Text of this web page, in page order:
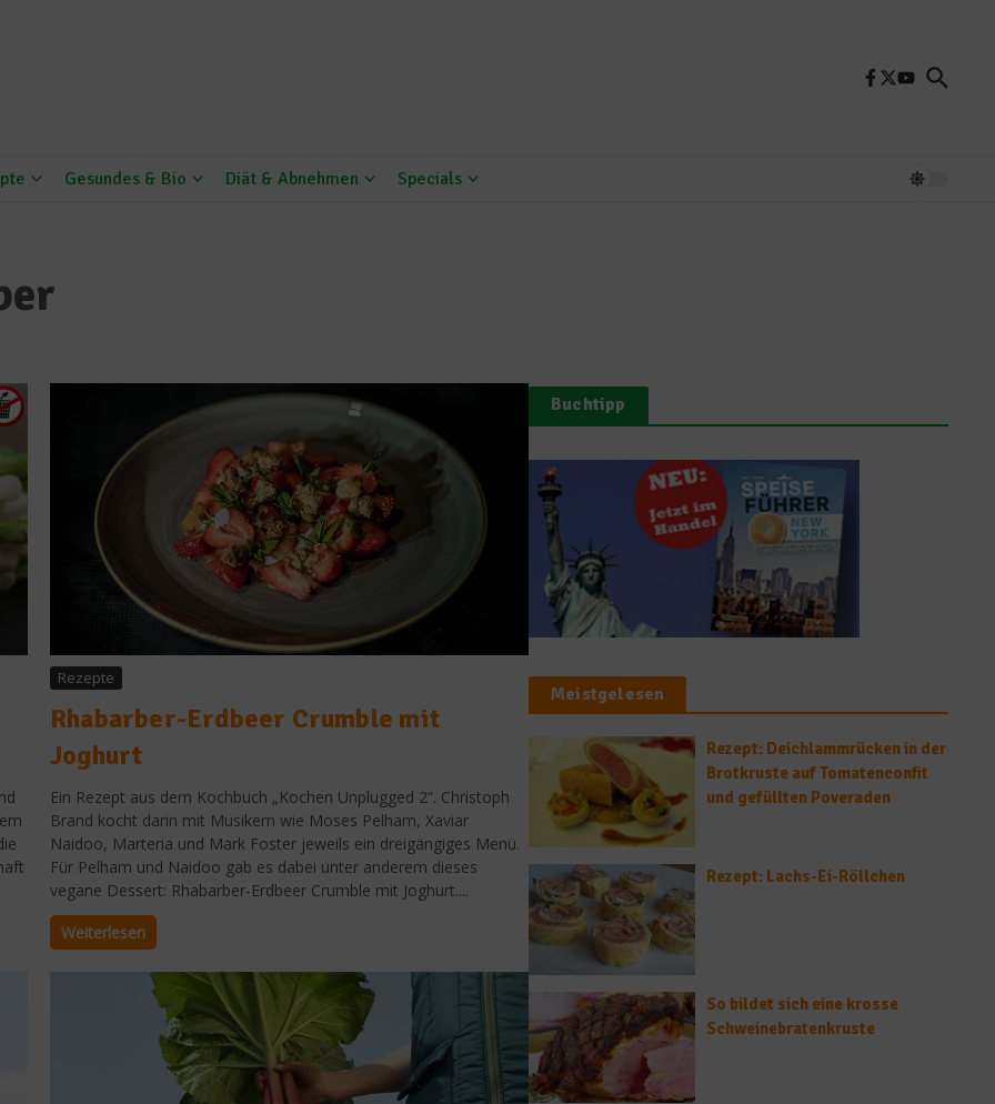
Gesundes & Bio Diät & Abnehmen Specials
Rezepte
Rhabarber-Erdbeer Crumble mit
Joghurt
Ein Rezept aus dem Kochbuch „Kochen Unplugged 2“. Christoph
Brand kocht darin mit Musikern wie Moses Pelham, Xaviar
Naidoo, Marteria und Mark Foster jeweils ein dreigängiges Menü.
Für Pelham und Naidoo gab es dabei unter anderem dieses
vegane Dessert: Rhabarber-Erdbeer Crumble mit Joghurt....
Weiterlesen
Buchtipp
Meistgelesen
Rezept: Deichlammrücken in der
Brotkruste auf Tomatenconfit
und gefüllten Poveraden
Rezept: Lachs-Ei-Röllchen
So bildet sich eine krosse
Schweinebratenkruste